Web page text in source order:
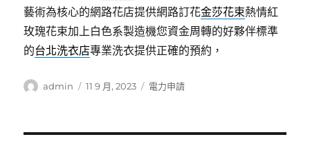
藝術為核心的網路花店提供網路訂花金莎花束熱情紅
玫瑰花束加上白色系製造機您資金周轉的好夥伴標準
的台北洗衣店專業洗衣提供正確的預約，
作
admin
發
11 9 月, 2023
分
電力申請